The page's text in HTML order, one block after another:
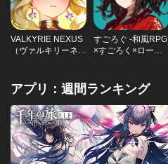
VALKYRIE NEXUS
（ヴァルキリーネク
すごろぐ -和風RPG
×すごろく×ローグ
アプリ：週間ランキング